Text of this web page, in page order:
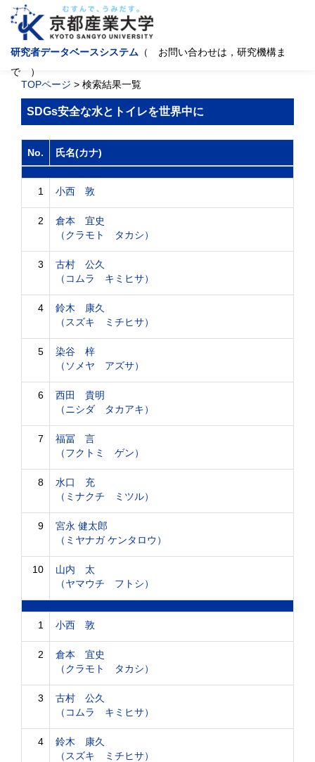
研究者データベースシステム （ お問い合わせは，研究機構ま
で ）
TOPページ > 検索結果一覧
SDGs安全な水とトイレを世界中に
No. 氏名(カナ)
1 小西 敦
2
倉本 宜史
（クラモト タカシ）
3
古村 公久
（コムラ キミヒサ）
4
鈴木 康久
（スズキ ミチヒサ）
5
染谷 梓
（ソメヤ アズサ）
6
西田 貴明
（ニシダ タカアキ）
7
福冨 言
（フクトミ ゲン）
8
水口 充
（ミナクチ ミツル）
9
宮永 健太郎
（ミヤナガ ケンタロウ）
10
山内 太
（ヤマウチ フトシ）
1 小西 敦
2
倉本 宜史
（クラモト タカシ）
3
古村 公久
（コムラ キミヒサ）
4
鈴木 康久
（スズキ ミチヒサ）